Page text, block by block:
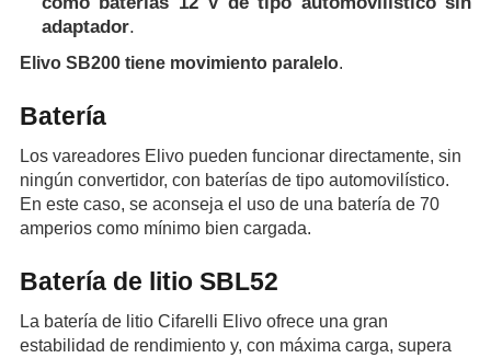
adaptador.
Elivo SB200 tiene movimiento paralelo.
Batería
Los vareadores Elivo pueden funcionar directamente, sin
ningún convertidor, con baterías de tipo automovilístico.
En este caso, se aconseja el uso de una batería de 70
amperios como mínimo bien cargada.
Batería de litio SBL52
La batería de litio Cifarelli Elivo ofrece una gran
estabilidad de rendimiento y, con máxima carga, supera